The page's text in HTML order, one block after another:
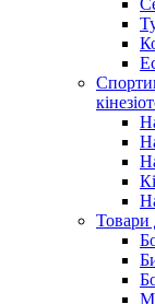
Товари